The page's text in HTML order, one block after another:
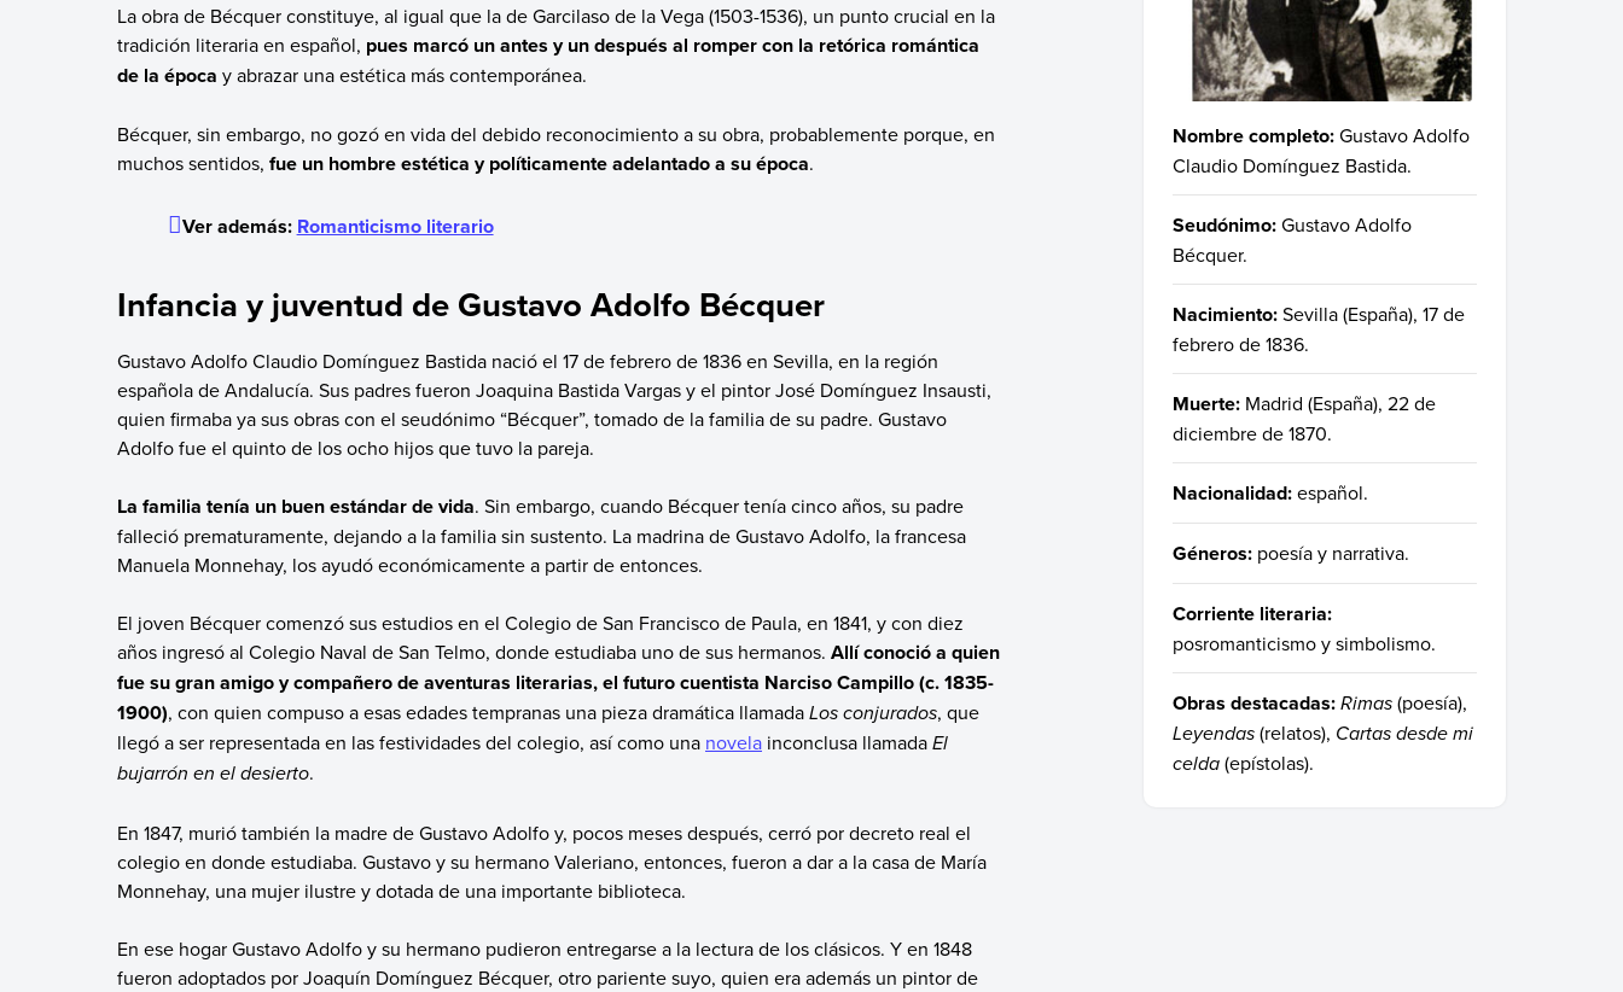
La obra de Bécquer constituye, al igual que la de Garcilaso de la Vega (1503-1536), un punto crucial en la
tradición literaria en español, pues marcó un antes y un después al romper con la retórica romántica
de la época y abrazar una estética más contemporánea.
Bécquer, sin embargo, no gozó en vida del debido reconocimiento a su obra, probablemente porque, en
muchos sentidos, fue un hombre estética y políticamente adelantado a su época.
Ver además: Romanticismo literario
Infancia y juventud de Gustavo Adolfo Bécquer
Gustavo Adolfo Claudio Domínguez Bastida nació el 17 de febrero de 1836 en Sevilla, en la región
española de Andalucía. Sus padres fueron Joaquina Bastida Vargas y el pintor José Domínguez Insausti,
quien firmaba ya sus obras con el seudónimo “Bécquer”, tomado de la familia de su padre. Gustavo
Adolfo fue el quinto de los ocho hijos que tuvo la pareja.
La familia tenía un buen estándar de vida. Sin embargo, cuando Bécquer tenía cinco años, su padre
falleció prematuramente, dejando a la familia sin sustento. La madrina de Gustavo Adolfo, la francesa
Manuela Monnehay, los ayudó económicamente a partir de entonces.
El joven Bécquer comenzó sus estudios en el Colegio de San Francisco de Paula, en 1841, y con diez
años ingresó al Colegio Naval de San Telmo, donde estudiaba uno de sus hermanos. Allí conoció a quien
fue su gran amigo y compañero de aventuras literarias, el futuro cuentista Narciso Campillo (c. 1835-
1900), con quien compuso a esas edades tempranas una pieza dramática llamadaLos conjurados, que
llegó a ser representada en las festividades del colegio, así como una novelainconclusa llamadaEl
bujarrón en el desierto.
En 1847, murió también la madre de Gustavo Adolfo y, pocos meses después, cerró por decreto real el
colegio en donde estudiaba. Gustavo y su hermano Valeriano, entonces, fueron a dar a la casa de María
Monnehay, una mujer ilustre y dotada de una importante biblioteca.
En ese hogar Gustavo Adolfo y su hermano pudieron entregarse a la lectura de los clásicos. Y en 1848
fueron adoptados por Joaquín Domínguez Bécquer, otro pariente suyo, quien era además un pintor de
Nombre completo:Gustavo Adolfo
Claudio Domínguez Bastida.
Seudónimo:Gustavo Adolfo
Bécquer.
Nacimiento:Sevilla (España), 17 de
febrero de 1836.
Muerte: Madrid (España), 22 de
diciembre de 1870.
Nacionalidad:español.
Géneros: poesía y narrativa.
Corriente literaria:
posromanticismo y simbolismo.
Obras destacadas:Rimas(poesía),
Leyendas(relatos), Cartas desde mi
celda(epístolas).